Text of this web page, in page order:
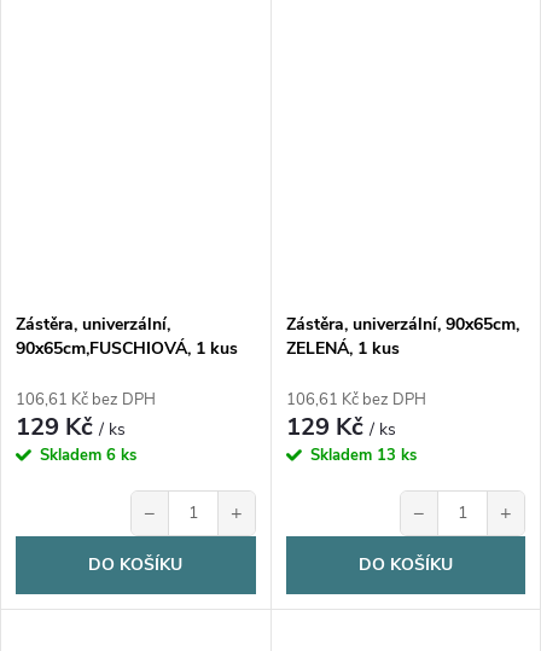
Zástěra, univerzální,
90x65cm,FUSCHIOVÁ, 1 kus
106,61 Kč bez DPH
129 Kč/ ks
Skladem 6 ks
− +
DO KOŠÍKU
Zástěra, univerzální, 90x65cm,
ZELENÁ, 1 kus
106,61 Kč bez DPH
129 Kč/ ks
Skladem 13 ks
− +
DO KOŠÍKU